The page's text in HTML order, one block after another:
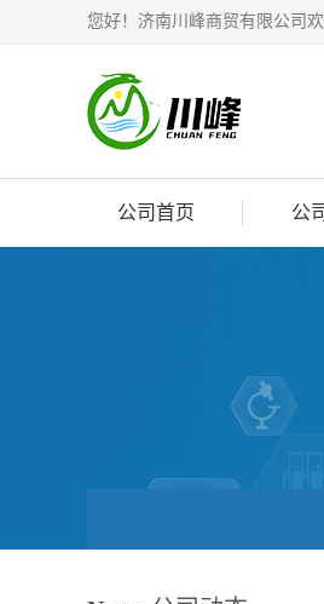
您好！济南川峰商贸有限公司欢
公司首页 公